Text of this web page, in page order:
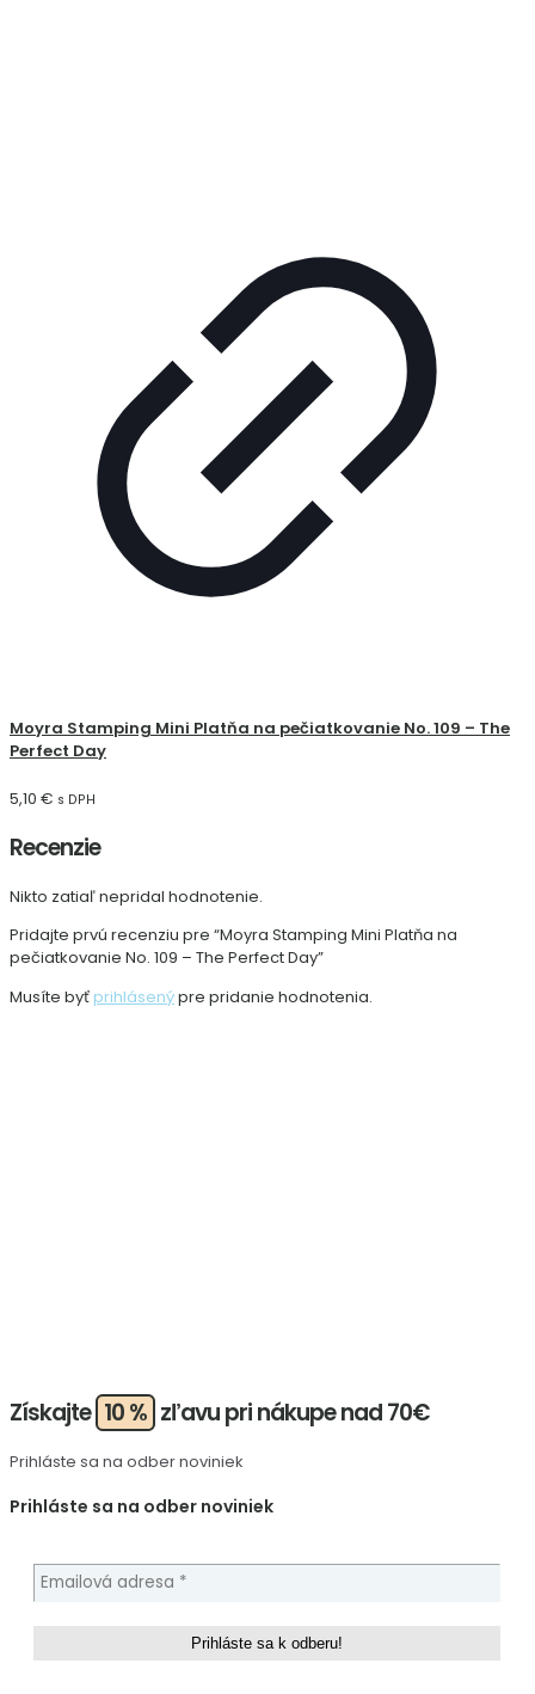
Moyra Stamping Mini Platňa na pečiatkovanie No. 109 – The
Perfect Day
5,10 € s DPH
Recenzie
Nikto zatiaľ nepridal hodnotenie.
Pridajte prvú recenziu pre “Moyra Stamping Mini Platňa na
pečiatkovanie No. 109 – The Perfect Day”
Musíte byť prihlásenýpre pridanie hodnotenia.
Získajte 10 % zľavu pri nákupe nad 70€
Prihláste sa na odber noviniek
Prihláste sa na odber noviniek